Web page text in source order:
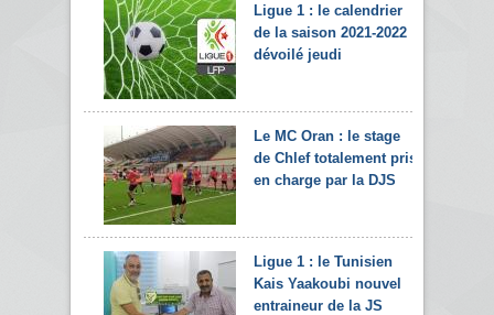
Ligue 1 : le calendrier
de la saison 2021-2022
dévoilé jeudi
Le MC Oran : le stage
de Chlef totalement pris
en charge par la DJS
Ligue 1 : le Tunisien
Kais Yaakoubi nouvel
entraineur de la JS